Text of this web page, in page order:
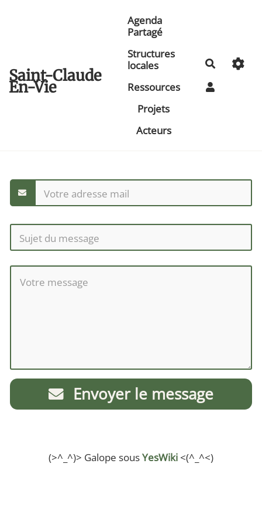
Saint-Claude
En-Vie
Agenda
Partagé
Structures
locales
Ressources
Projets
Acteurs
Envoyer le message
(>^_^)> Galope sousYesWiki <(^_^<)